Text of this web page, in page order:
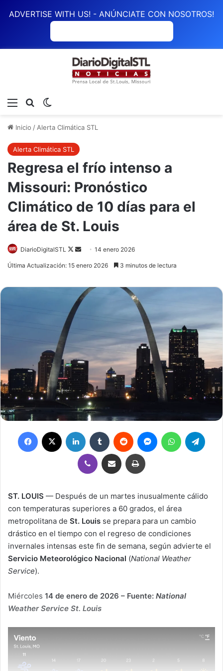
ADVERTISE WITH US! - ANÚNCIATE CON NOSOTROS!
Menú Buscar
Inicio / Alerta Climática STL
Alerta Climática STL
Regresa el frío intenso a
Missouri: Pronóstico
Climático de 10 días para el
área de St. Louis
DiarioDigitalSTL
Follow
Send14 enero 2026
Última Actualización: 15 enero 2026 3 minutos de lectura
Facebook LinkedIn Tumblr Reddit MessengerWhatsApp
Viber Compartir por correo electrónicoImprimir
ST. LOUIS — Después de un martes inusualmente cálido
con temperaturas superiores a 60 grados, el área
metropolitana de St. Louis se prepara para un cambio
drástico en el tiempo con el regreso de condiciones
invernales intensas este fin de semana, según advierte el
Servicio Meteorológico Nacional (National Weather
Service).
Miércoles 14 de enero de 2026 – Fuente: National
Weather Service St. Louis